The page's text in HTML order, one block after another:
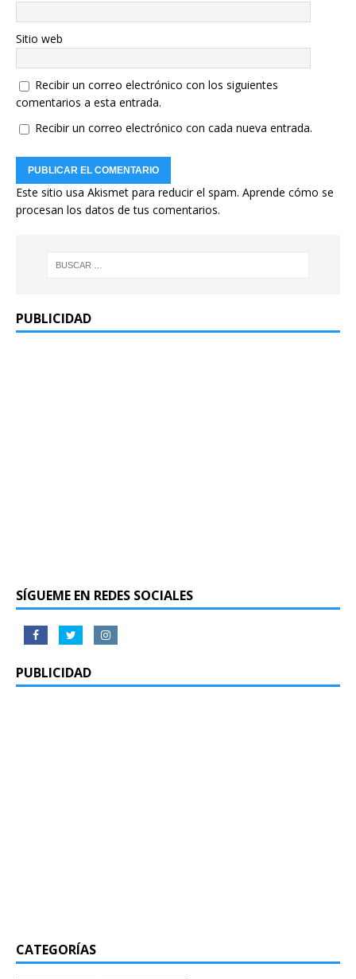
Sitio web
Recibir un correo electrónico con los siguientes
comentarios a esta entrada.
Recibir un correo electrónico con cada nueva entrada.
Este sitio usa Akismet para reducir el spam. Aprende cómo se
procesan los datos de tus comentarios.
PUBLICIDAD
SÍGUEME EN REDES SOCIALES
PUBLICIDAD
CATEGORÍAS